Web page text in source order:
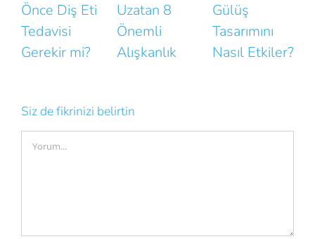
Uzatan 8
Önemli
Alışkanlık
Gülüş
Tasarımını
Nasıl Etkiler?
Bozan Küçük
Hatalar
Siz de fikrinizi belirtin
Comment